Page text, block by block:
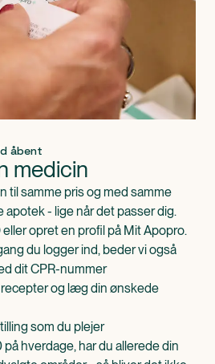
åbent
medicin
til samme pris og med samme
apotek - lige når det passer dig.
opret en profil på Mit Apopro.
du logger ind, beder vi også
dit CPR-nummer
recepter og læg din ønskede
som du plejer
hverdage, har du allerede din